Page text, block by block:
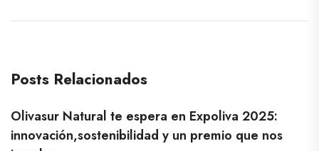
Posts Relacionados
Olivasur Natural te espera en Expoliva 2025:
innovación,sostenibilidad y un premio que nos